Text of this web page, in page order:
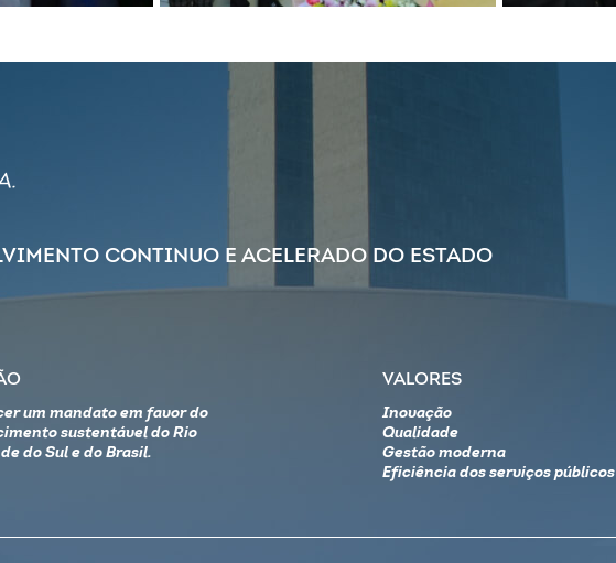
CONTINUO E ACELERADO DO ESTADO
um mandato em favor do
sustentável do Rio
do Sul e do Brasil.
VALORES
Inovação
Qualidade
Gestão moderna
Eficiência dos serviços públicos